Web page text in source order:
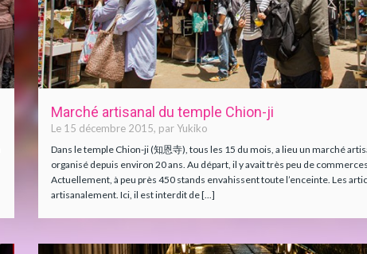
Marché artisanal du temple Chion-ji
Le 15 décembre 2015, par Yukiko
Dans le temple Chion-ji (知恩寺), tous les 15 du mois, a lieu un marché
organisé depuis environ 20 ans. Au départ, il y avait très peu de
Actuellement, à peu près 450 stands envahissent toute l’enceinte. Les
artisanalement. Ici, il est interdit de [...]